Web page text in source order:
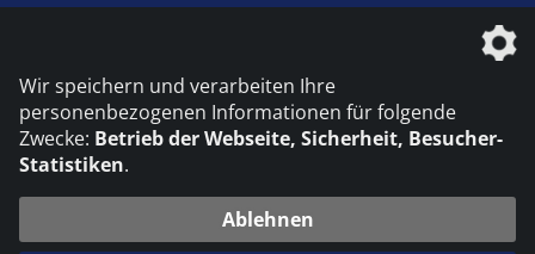
Wir speichern und verarbeiten Ihre
personenbezogenen Informationen für folgende
Zwecke: Betrieb der Webseite, Sicherheit, Besucher-
Statistiken.
Ablehnen